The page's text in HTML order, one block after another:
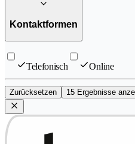
Kontaktformen
Telefonisch Online
Zurücksetzen 15 Ergebnisse